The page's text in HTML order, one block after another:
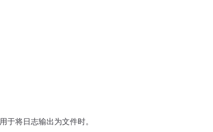
于将日志输出为文件时。